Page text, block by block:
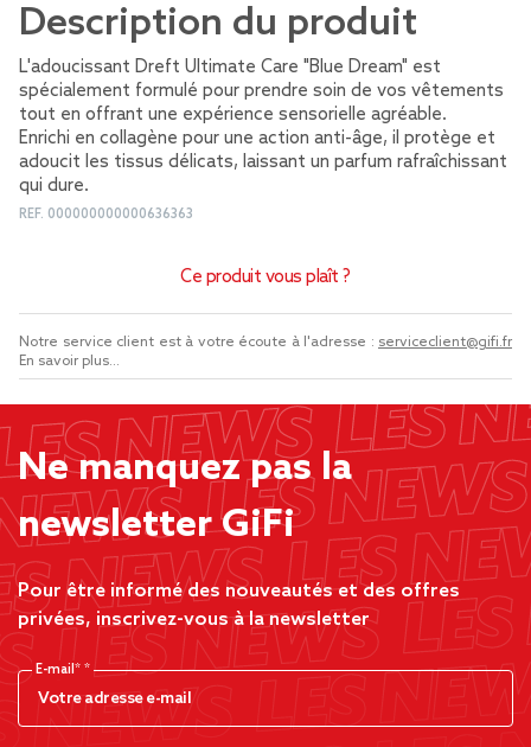
Description du produit
L'adoucissant Dreft Ultimate Care "Blue Dream" est
spécialement formulé pour prendre soin de vos vêtements
tout en offrant une expérience sensorielle agréable.
Enrichi en collagène pour une action anti-âge, il protège et
adoucit les tissus délicats, laissant un parfum rafraîchissant
qui dure.
REF. 000000000000636363
Ce produit vous plaît ?
Notre service client est à votre écoute à l'adresse : serviceclient@gifi.fr
En savoir plus...
Ne manquez pas la
newsletter GiFi
Pour être informé des nouveautés et des offres
privées, inscrivez-vous à la newsletter
E-mail*